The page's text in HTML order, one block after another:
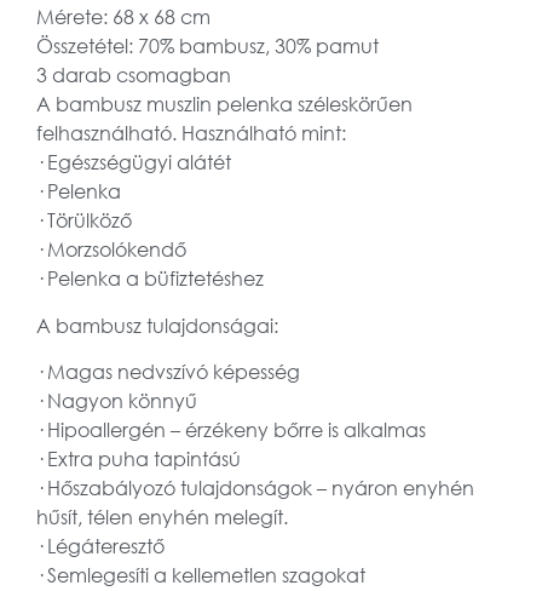
Mérete: 68 x 68 cm
Összetétel: 70% bambusz, 30% pamut
3 darab csomagban
A bambusz muszlin pelenka széleskörűen
felhasználható. Használható mint:
· Egészségügyi alátét
· Pelenka
· Törülköző
· Morzsolókendő
· Pelenka a büfiztetéshez
A bambusz tulajdonságai:
· Magas nedvszívó képesség
· Nagyon könnyű
· Hipoallergén – érzékeny bőrre is alkalmas
· Extra puha tapintású
· Hőszabályozó tulajdonságok – nyáron enyhén
hűsít, télen enyhén melegít.
· Légáteresztő
· Semlegesíti a kellemetlen szagokat